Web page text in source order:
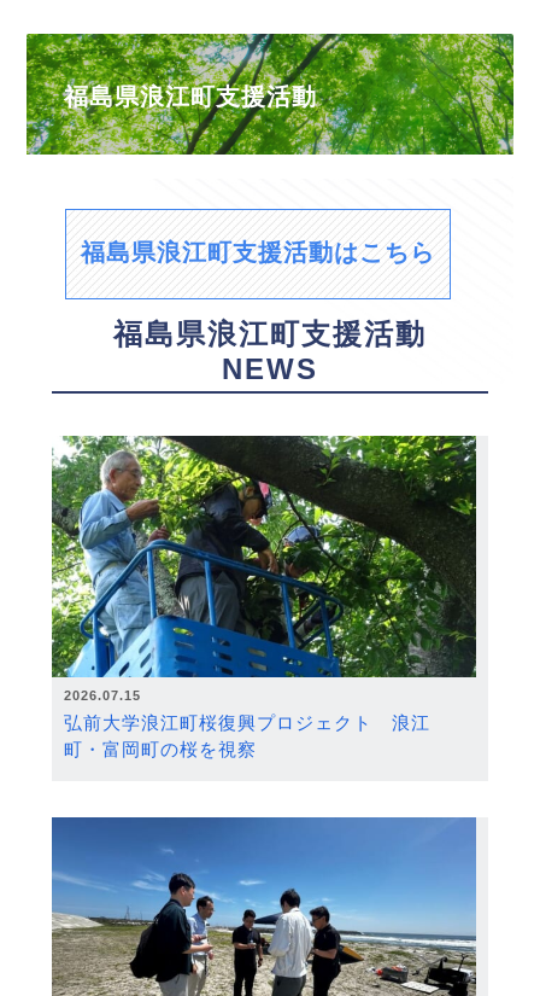
福島県浪江町支援活動
福島県浪江町支援活動はこちら
福島県浪江町支援活動
NEWS
2026.07.15
弘前大学浪江町桜復興プロジェクト 浪江
町・富岡町の桜を視察